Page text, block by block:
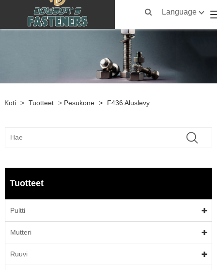
Language
Koti > Tuotteet > Pesukone > F436 Aluslevy
Tuotteet
Pultti
Mutteri
Ruuvi